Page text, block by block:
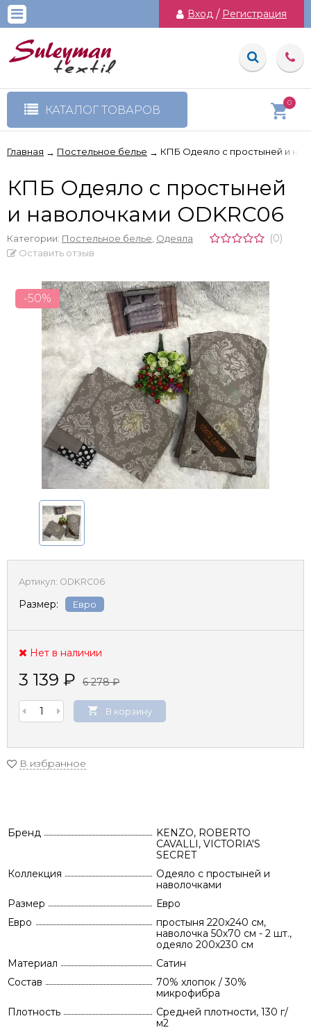
Вход / Регистрация
КАТАЛОГ ТОВАРОВ
0
Главная → Постельное белье → КПБ Одеяло с простыней и
КПБ Одеяло с простыней
и наволочками ODKRC06
Категории: Постельное белье Одеяла (0)
Оставить отзыв
-50%
Артикул: ODKRC06
Размер: Евро
Нет в наличии
3 139 ₽ 6 278₽
В корзину
В избранное
Бренд
KENZO, ROBERTO
CAVALLI, VICTORIA'S
SECRET
Коллекция
Одеяло с простыней и
наволочками
Размер
Евро
Евро
простыня 220х240 см,
наволочка 50х70 см - 2 шт.,
одеяло 200х230 см
Материал
Сатин
Состав
70% хлопок / 30%
микрофибра
Плотность
Средней плотности, 130 г/
м2